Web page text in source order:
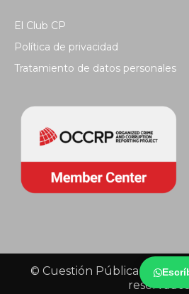
El Club CP
Política de privacidad
Tratamiento de datos personales
© Cuestión Pública 2018 -
reservados